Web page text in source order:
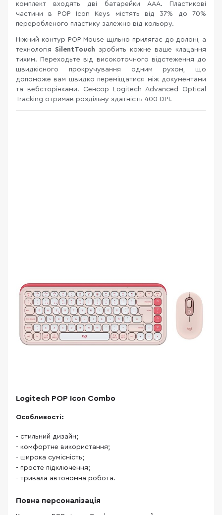
комплект входять дві батарейки AAA. Пластикові
частини в POP Icon Keys містять від 37% до 70%
переробленого пластику залежно від кольору.
Ніжний контур POP Mouse щільно прилягає до долоні, а
технологія SilentTouch зробить кожне ваше клацання
тихим. Переходьте від високоточного відстеження до
швидкісного прокручування одним рухом, що
допоможе вам швидко переміщатися між документами
та вебсторінками. Сенсор Logitech Advanced Optical
Tracking отримав роздільну здатність 400 DPI.
Logitech POP Icon Combo
Особливості:
- стильний дизайн;
- комфортне використання;
- широка сумісність;
- просте підключення;
- тривала автономна робота.
Повна персоналізація